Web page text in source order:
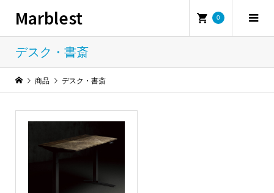
Marblest 0
デスク・書斎
商品 デスク・書斎